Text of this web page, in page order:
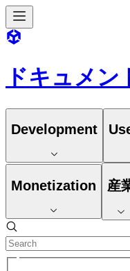
ドキュメン
Development
Monetization 産